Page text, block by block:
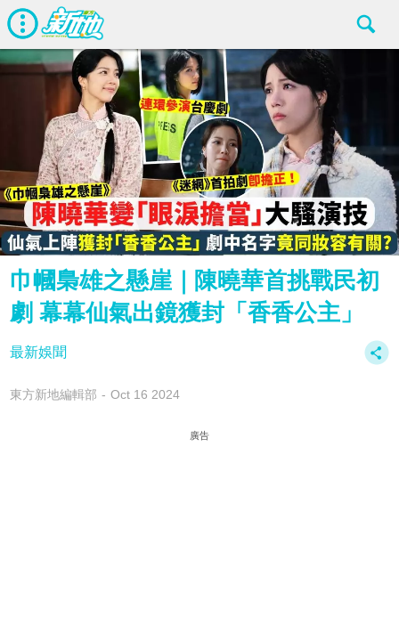
巾幗梟雄之懸崖｜陳曉華首挑戰民初
劇 幕幕仙氣出鏡獲封「香香公主」
最新娛聞
東方新地編輯部 Oct 16 2024
廣告